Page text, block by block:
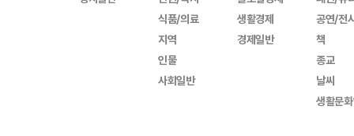
식품/의료
지역
인물
사회일반
생활경제
경제일반
공연/전
책
종교
날씨
생활문